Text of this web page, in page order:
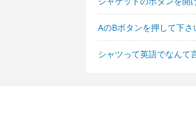
AのBボタンを押して下
シャツって英語でなんて